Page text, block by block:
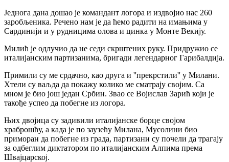
Једнога дана дошао је командант логора и издвојио нас 260
заробљеника. Речено нам је да ћемо радити на имањима у
Сардинији и у рудницима олова и цинка у Монте Векију.
Милић је одлучио да не седи скрштених руку. Придружио се
италијанским партизанима, бригади легендарног Гарибалдија.
Примили су ме срдачно, као друга и ''прекрстили'' у Милани.
Хтели су ваљда да покажу колико ме сматрају својим. Са
мном је био још један Србин. Звао се Војислав Зарић који је
такође успео да побегне из логора.
Њих двојица су задивили италијанске борце својом
храброшћу, а када је по заузећу Милана, Мусолини био
приморан да побегне из града, партизани су почели да трагају
за одбеглим диктатором по италијанским Алпима према
Швајцарској.